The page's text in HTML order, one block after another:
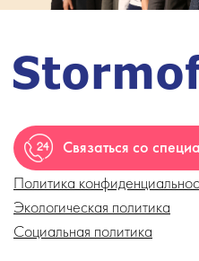
Связаться со
Политика
Экологическая политика
Социальная политика